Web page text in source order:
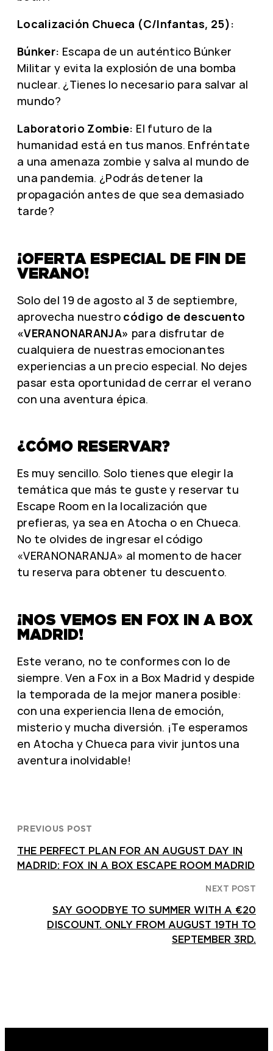
Localización Chueca (C/Infantas, 25):
Búnker: Escapa de un auténtico Búnker
Militar y evita la explosión de una bomba
nuclear. ¿Tienes lo necesario para salvar al
mundo?
Laboratorio Zombie: El futuro de la
humanidad está en tus manos. Enfréntate
a una amenaza zombie y salva al mundo de
una pandemia. ¿Podrás detener la
propagación antes de que sea demasiado
tarde?
¡OFERTA ESPECIAL DE FIN DE
VERANO!
Solo del 19 de agosto al 3 de septiembre,
aprovecha nuestro código de descuento
«VERANONARANJA» para disfrutar de
cualquiera de nuestras emocionantes
experiencias a un precio especial. No dejes
pasar esta oportunidad de cerrar el verano
con una aventura épica.
¿CÓMO RESERVAR?
Es muy sencillo. Solo tienes que elegir la
temática que más te guste y reservar tu
Escape Room en la localización que
prefieras, ya sea en Atocha o en Chueca.
No te olvides de ingresar el código
«VERANONARANJA» al momento de hacer
tu reserva para obtener tu descuento.
¡NOS VEMOS EN FOX IN A BOX
MADRID!
Este verano, no te conformes con lo de
siempre. Ven a Fox in a Box Madrid y despide
la temporada de la mejor manera posible:
con una experiencia llena de emoción,
misterio y mucha diversión. ¡Te esperamos
en Atocha y Chueca para vivir juntos una
aventura inolvidable!
PREVIOUS POST
THE PERFECT PLAN FOR AN AUGUST DAY IN
MADRID: FOX IN A BOX ESCAPE ROOM MADRID
NEXT POST
SAY GOODBYE TO SUMMER WITH A €20
DISCOUNT. ONLY FROM AUGUST 19TH TO
SEPTEMBER 3RD.